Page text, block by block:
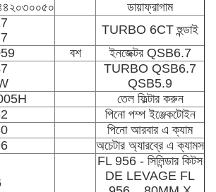
ডায়াফ্রাগাম
TURBO 6CT হুন্ডাই
বশ
ইনজেক্টর QSB6.7
TURBO QSB6.7
QSB5.9
তেল ফিল্টার করুন
পিনো পম্প ইঞ্জেকটোইন
পিনো আরবার এ ক্যাম
অচেটার অ্যারব্রে এ ক্যামস
FL 956 - সিলিন্ডার কিটস
DE LEVAGE FL